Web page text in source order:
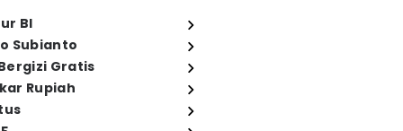
BI
Subianto
Gratis
Rupiah